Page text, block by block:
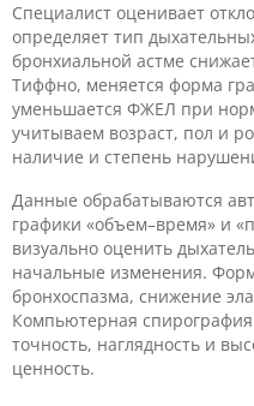
Специалист оценивает
определяет тип
бронхиальной астме
Тиффно, меняется форма
уменьшается ФЖЕЛ при
учитываем возраст, пол и
наличие и степень
Данные обрабатываются
графики «объем–время» и
визуально оценить
начальные изменения.
бронхоспазма, снижение
Компьютерная
точность, наглядность и
ценность.